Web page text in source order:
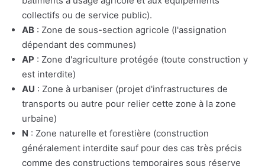
collectifs ou de service public).
AB : Zone de sous-section agricole (l'assignation
dépendant des communes)
AP : Zone d'agriculture protégée (toute construction y
est interdite)
AU : Zone à urbaniser (projet d'infrastructures de
transports ou autre pour relier cette zone à la zone
urbaine)
N : Zone naturelle et forestière (construction
généralement interdite sauf pour des cas très précis
comme des constructions temporaires sous réserve